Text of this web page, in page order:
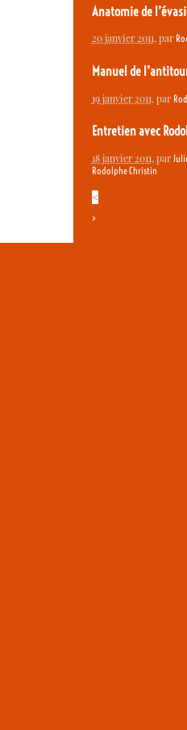
Anatomie de
20 janvier 2011, par
Manuel de
19 janvier 2011, par
Entretien avec
18 janvier 2011, par
Rodolphe Christin
<
>